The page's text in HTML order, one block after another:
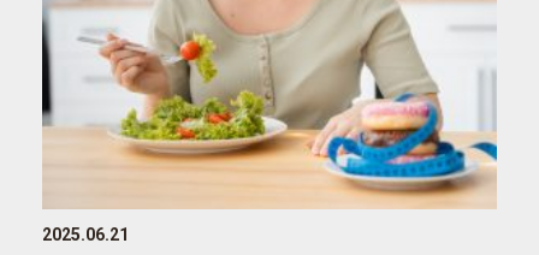
2025.06.21